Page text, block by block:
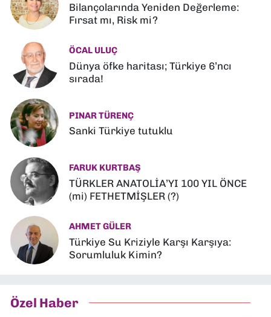
Bilançolarında Yeniden Değerleme:
Fırsat mı, Risk mi?
ÖCAL ULUÇ
Dünya öfke haritası; Türkiye 6’ncı
sırada!
PINAR TÜRENÇ
Sanki Türkiye tutuklu
FARUK KURTBAŞ
TÜRKLER ANATOLİA’YI 100 YIL ÖNCE
(mi) FETHETMİŞLER (?)
AHMET GÜLER
Türkiye Su Kriziyle Karşı Karşıya:
Sorumluluk Kimin?
Özel Haber